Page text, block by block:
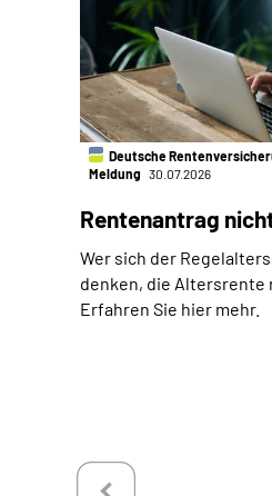
Deutsche
Meldung 30.07.2026
Rentenantrag
Wer sich der
denken, die Altersrente
Erfahren Sie hier mehr.